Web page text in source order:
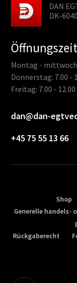
DAN
DK-
Montag -
Donnerstag: 7.00 -
Freitag: 7.00 - 12.00
dan@dan-
+45 75 55 13 66
Shop
Generelle handels-
Rückgaberecht